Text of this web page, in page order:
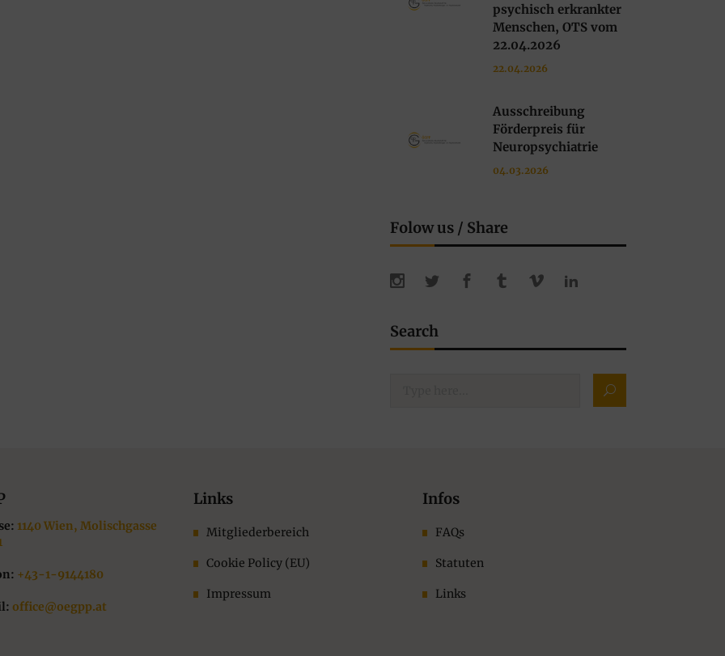
psychisch erkrankter
Menschen, OTS vom
22.04.2026
22.04.2026
Ausschreibung
Förderpreis für
Neuropsychiatrie
04.03.2026
Folow us / Share
Search
1140 Wien, Molischgasse
+43-1-9144180
office@oegpp.at
Links
Mitgliederbereich
Cookie Policy (EU)
Impressum
Infos
FAQs
Statuten
Links